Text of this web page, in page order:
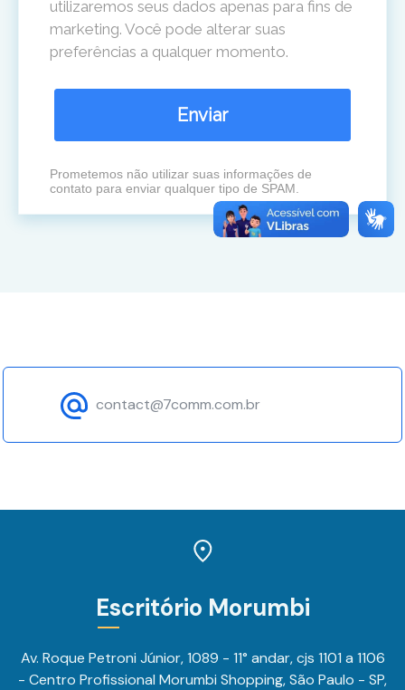
utilizaremos seus dados apenas para fins de
marketing. Você pode alterar suas
preferências a qualquer momento.
Enviar
Prometemos não utilizar suas informações de
contato para enviar qualquer tipo de SPAM.
contact@7comm.com.br
Escritório Morumbi
Av. Roque Petroni Júnior, 1089 - 11° andar, cjs 1101 a 1106
- Centro Profissional Morumbi Shopping, São Paulo - SP,